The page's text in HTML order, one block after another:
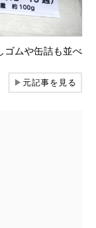
ゴムや缶詰も並べ
▶元記事を見る